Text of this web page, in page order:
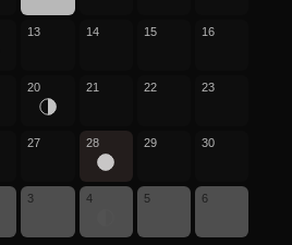
13 14 15 16
20 21 22 23
27 28 29 30
3 4 5 6